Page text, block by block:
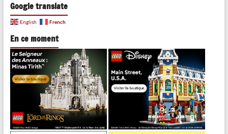
Google translate
English French
En ce moment